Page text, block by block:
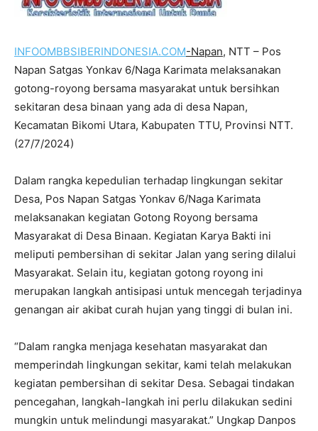
INFOOMBBSIBERINDONESIA.COM-Napan, NTT – Pos
Napan Satgas Yonkav 6/Naga Karimata melaksanakan
gotong-royong bersama masyarakat untuk bersihkan
sekitaran desa binaan yang ada di desa Napan,
Kecamatan Bikomi Utara, Kabupaten TTU, Provinsi NTT.
(27/7/2024)
Dalam rangka kepedulian terhadap lingkungan sekitar
Desa, Pos Napan Satgas Yonkav 6/Naga Karimata
melaksanakan kegiatan Gotong Royong bersama
Masyarakat di Desa Binaan. Kegiatan Karya Bakti ini
meliputi pembersihan di sekitar Jalan yang sering dilalui
Masyarakat. Selain itu, kegiatan gotong royong ini
merupakan langkah antisipasi untuk mencegah terjadinya
genangan air akibat curah hujan yang tinggi di bulan ini.
“Dalam rangka menjaga kesehatan masyarakat dan
memperindah lingkungan sekitar, kami telah melakukan
kegiatan pembersihan di sekitar Desa. Sebagai tindakan
pencegahan, langkah-langkah ini perlu dilakukan sedini
mungkin untuk melindungi masyarakat.” Ungkap Danpos